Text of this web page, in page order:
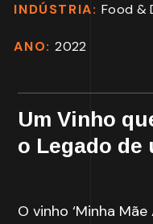
INDÚSTRIA:Food &
ANO:2022
Um Vinho
o Legado de
O vinho ‘Minha